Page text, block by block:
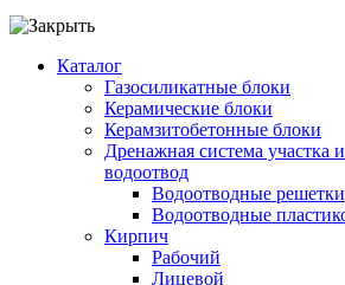
Каталог
Газосиликатные блоки
Керамические блоки
Керамзитобетонные блоки
Дренажная система участка
водоотвод
Водоотводные решетки
Водоотводные
Кирпич
Рабочий
Лицевой